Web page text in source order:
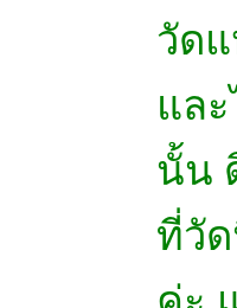
วัด
แล
นั้น
ที่วั